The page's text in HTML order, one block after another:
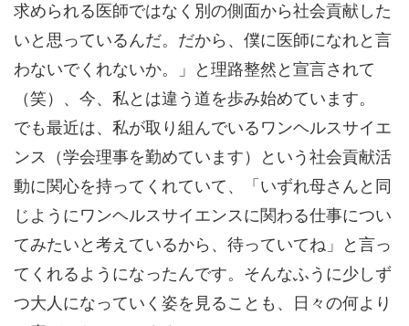
求められる医師ではなく別の側面から社会貢献した
いと思っているんだ。だから、僕に医師になれと言
わないでくれないか。」と理路整然と宣言されて
（笑）、今、私とは違う道を歩み始めています。
でも最近は、私が取り組んでいるワンヘルスサイエ
ンス（学会理事を勤めています）という社会貢献活
動に関心を持ってくれていて、「いずれ母さんと同
じようにワンヘルスサイエンスに関わる仕事につい
てみたいと考えているから、待っていてね」と言っ
てくれるようになったんです。そんなふうに少しず
つ大人になっていく姿を見ることも、日々の何より